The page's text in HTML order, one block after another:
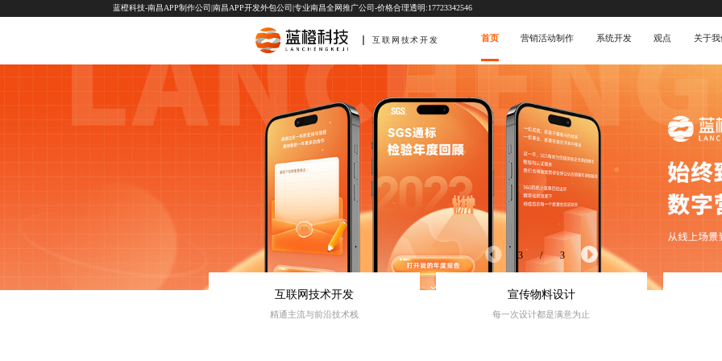
蓝橙科技-南昌APP制作公司|南昌APP开发外包公司|专业南昌全网推广公司-价格合理透明:17723342546
互联网技术开发 首页 营销活动制作 系统开发 观点 关于我
3 / 3
互联网技术开发
精通主流与前沿技术栈
宣传物料设计
每一次设计都是满意为止